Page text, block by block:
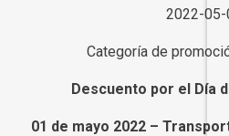
2022-05-
Categoría de
Descuento por el Día
01 de mayo 2022 –